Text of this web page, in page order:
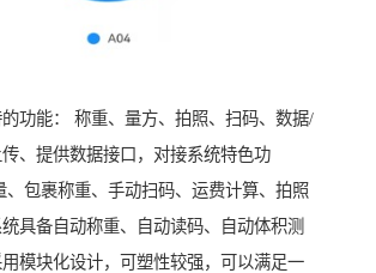
功能： 称重、量方、拍照、扫码、数据/
、提供数据接口，对接系统特色功
、包裹称重、手动扫码、运费计算、拍照
具备自动称重、自动读码、自动体积测
模块化设计，可塑性较强，可以满足一